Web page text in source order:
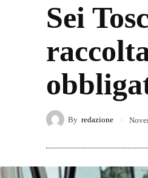
Sei
By redazione